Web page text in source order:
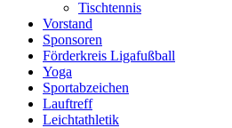
Tischtennis
Vorstand
Sponsoren
Förderkreis Ligafußball
Yoga
Sportabzeichen
Lauftreff
Leichtathletik